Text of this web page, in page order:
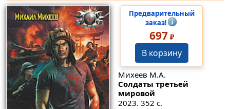
Предварительный
заказ!
697 ₽
В корзину
Михеев М.А.
Солдаты третьей
мировой
2023. 352 с.